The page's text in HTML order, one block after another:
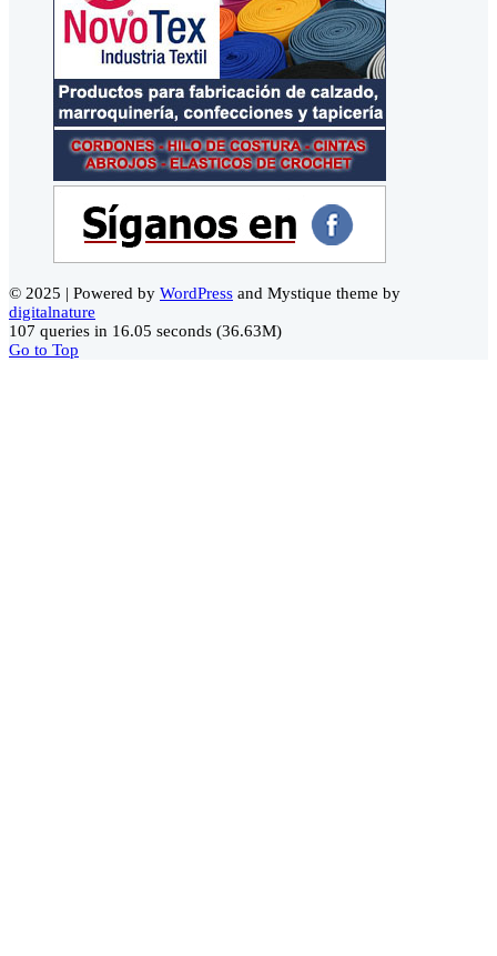
© 2025 | Powered by WordPress and Mystique theme by
digitalnature
107 queries in 16.05 seconds (36.63M)
Go to Top